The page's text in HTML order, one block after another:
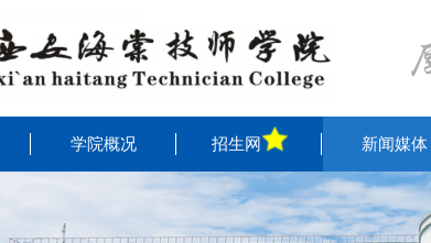
学院概况 招生网 新闻媒体